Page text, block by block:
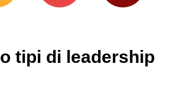
tipi di leadership